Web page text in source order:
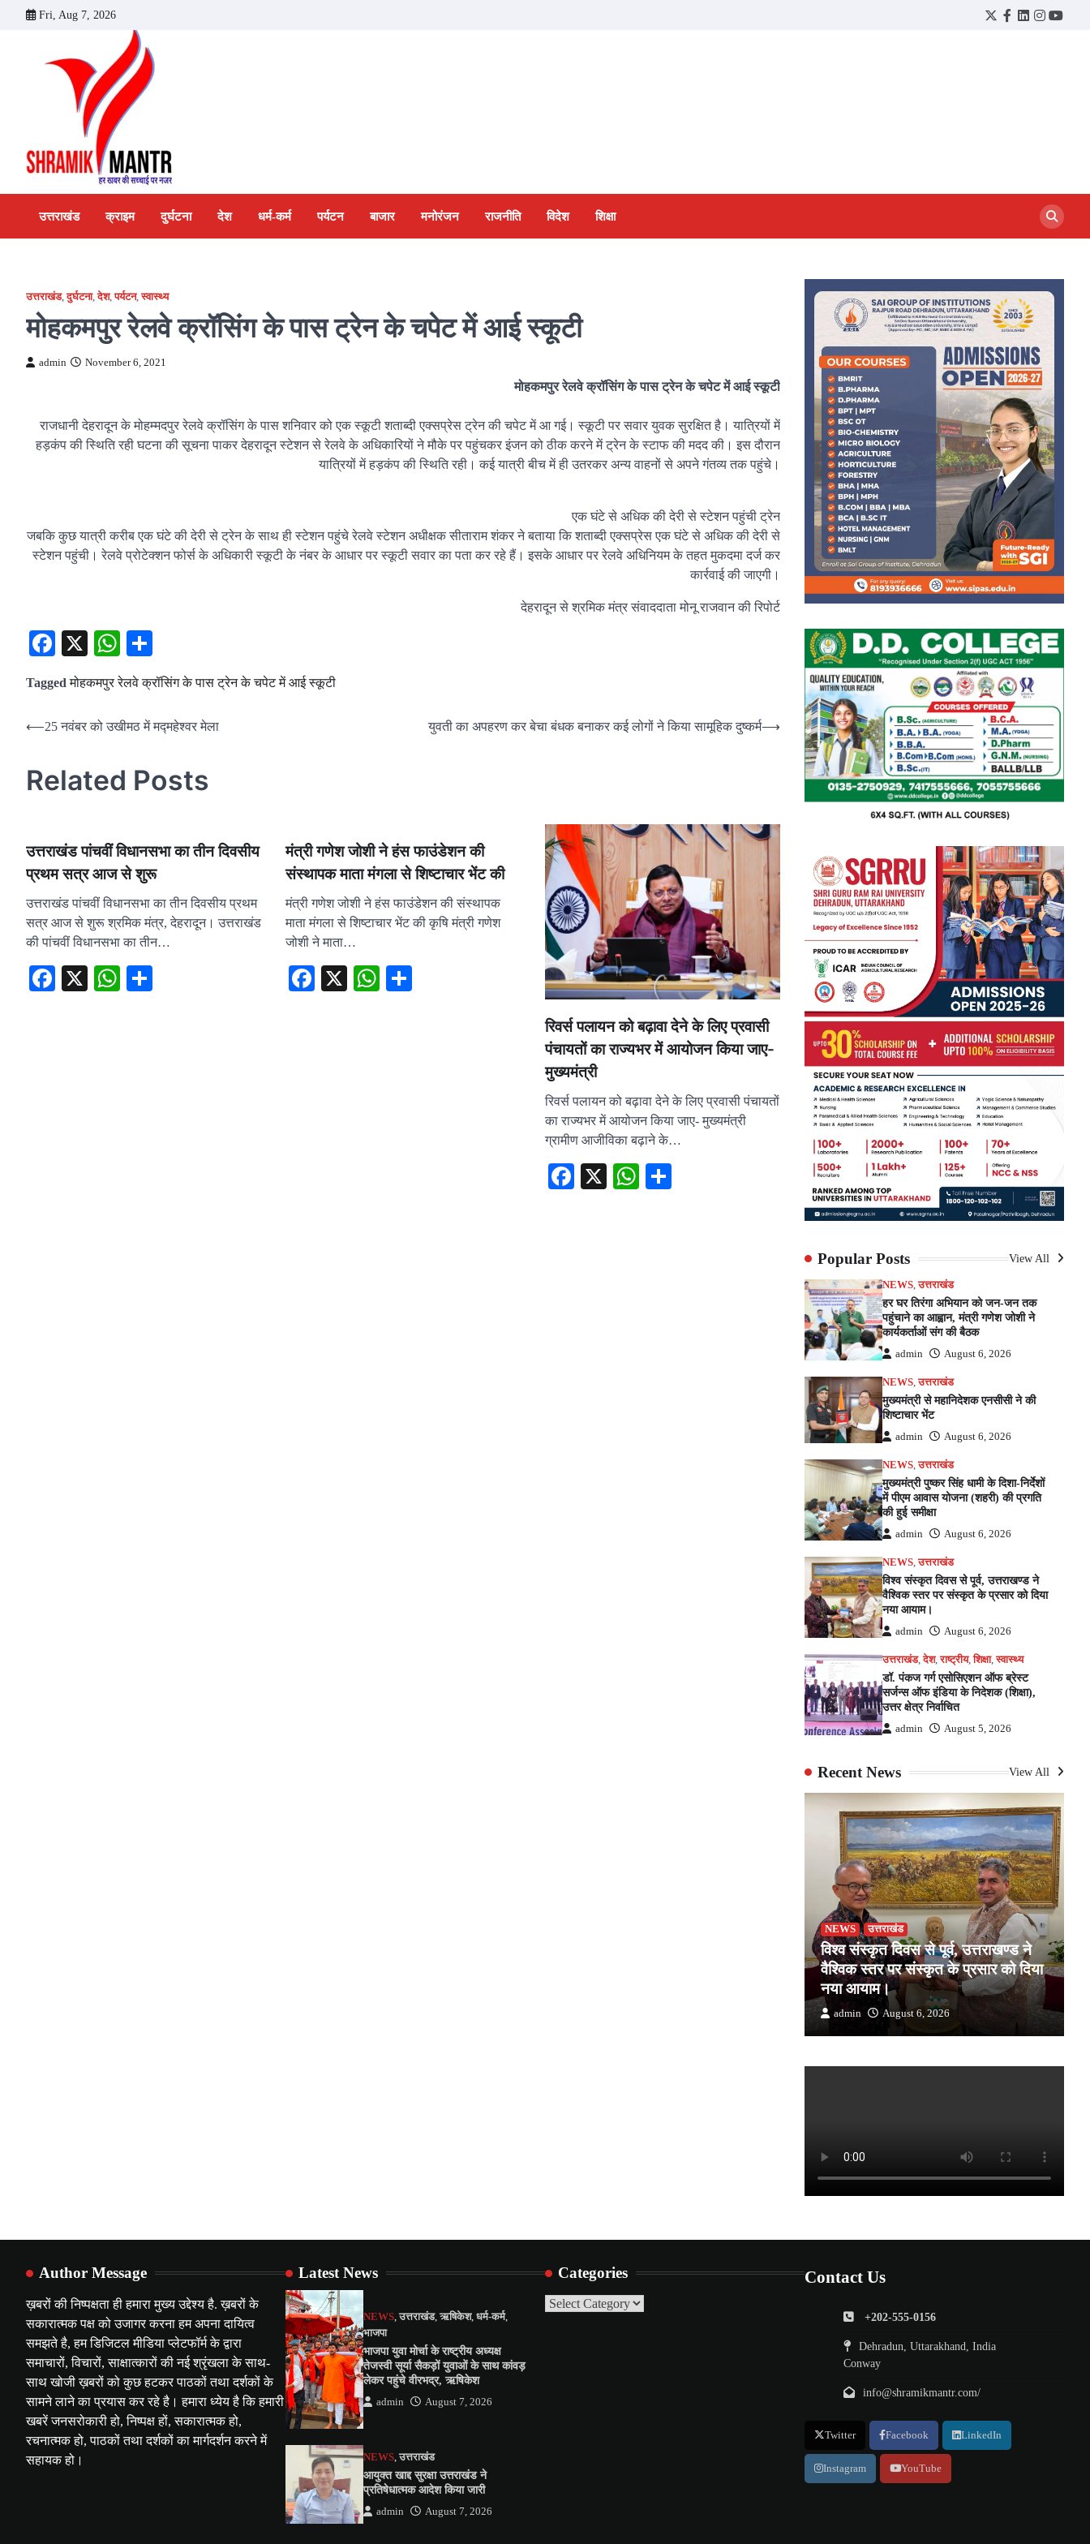
Fri, Aug 7, 2026
Twitter
Facebook
LinkedIn
Instagram
उत्तराखंड क्राइम दुर्घटना देश धर्म-कर्म पर्यटन बाजार मनोरंजन राजनीति विदेश शिक्षा
उत्तराखंड,दुर्घटना,देश,पर्यटन,स्वास्थ्य
मोहकमपुर रेलवे क्रॉसिंग के पास ट्रेन के चपेट में आई स्कूटी
admin November 6, 2021
मोहकमपुर रेलवे क्रॉसिंग के पास ट्रेन के चपेट में आई स्कूटी
राजधानी देहरादून के मोहम्मदपुर रेलवे क्रॉसिंग के पास शनिवार को एक स्कूटी शताब्दी एक्सप्रेस ट्रेन की चपेट में आ गई। स्कूटी पर सवार युवक सुरक्षित है। यात्रियों में
हड़कंप की स्थिति रही घटना की सूचना पाकर देहरादून स्टेशन से रेलवे के अधिकारियों ने मौके पर पहुंचकर इंजन को ठीक करने में ट्रेन के स्टाफ की मदद की। इस दौरान
यात्रियों में हड़कंप की स्थिति रही। कई यात्री बीच में ही उतरकर अन्य वाहनों से अपने गंतव्य तक पहुंचे।
एक घंटे से अधिक की देरी से स्टेशन पहुंची ट्रेन
जबकि कुछ यात्री करीब एक घंटे की देरी से ट्रेन के साथ ही स्टेशन पहुंचे रेलवे स्टेशन अधीक्षक सीताराम शंकर ने बताया कि शताब्दी एक्सप्रेस एक घंटे से अधिक की देरी से
स्टेशन पहुंची। रेलवे प्रोटेक्शन फोर्स के अधिकारी स्कूटी के नंबर के आधार पर स्कूटी सवार का पता कर रहे हैं। इसके आधार पर रेलवे अधिनियम के तहत मुकदमा दर्ज कर
कार्रवाई की जाएगी।
देहरादून से श्रमिक मंत्र संवाददाता मोनू राजवान की रिपोर्ट
Facebook
X WhatsApp
Taggedमोहकमपुर रेलवे क्रॉसिंग के पास ट्रेन के चपेट में आई स्कूटी
Post
⟵25 नवंबर को उखीमठ में मद्महेश्वर मेला युवती का अपहरण कर बेचा बंधक बनाकर कई लोगों ने किया सामूहिक दुष्कर्म⟶
Related Posts
उत्तराखंड पांचवीं विधानसभा का तीन दिवसीय
प्रथम सत्र आज से शुरू
उत्तराखंड पांचवीं विधानसभा का तीन दिवसीय प्रथम
सत्र आज से शुरू श्रमिक मंत्र, देहरादून। उत्तराखंड
की पांचवीं विधानसभा का तीन…
Facebook
X WhatsApp
मंत्री गणेश जोशी ने हंस फाउंडेशन की
संस्थापक माता मंगला से शिष्टाचार भेंट की
मंत्री गणेश जोशी ने हंस फाउंडेशन की संस्थापक
माता मंगला से शिष्टाचार भेंट की कृषि मंत्री गणेश
जोशी ने माता…
Facebook
X WhatsApp
रिवर्स पलायन को बढ़ावा देने के लिए प्रवासी
पंचायतों का राज्यभर में आयोजन किया जाए-
मुख्यमंत्री
रिवर्स पलायन को बढ़ावा देने के लिए प्रवासी पंचायतों
का राज्यभर में आयोजन किया जाए- मुख्यमंत्री
ग्रामीण आजीविका बढ़ाने के…
Facebook
X WhatsApp
Popular Posts View All
NEWS,उत्तराखंड
हर घर तिरंगा अभियान को जन-जन तक
पहुंचाने का आह्वान, मंत्री गणेश जोशी ने
कार्यकर्ताओं संग की बैठक
admin August 6, 2026
NEWS,उत्तराखंड
मुख्यमंत्री से महानिदेशक एनसीसी ने की
शिष्टाचार भेंट
admin August 6, 2026
NEWS,उत्तराखंड
मुख्यमंत्री पुष्कर सिंह धामी के दिशा-निर्देशों
में पीएम आवास योजना (शहरी) की प्रगति
की हुई समीक्षा
admin August 6, 2026
NEWS,उत्तराखंड
विश्व संस्कृत दिवस से पूर्व, उत्तराखण्ड ने
वैश्विक स्तर पर संस्कृत के प्रसार को दिया
नया आयाम।
admin August 6, 2026
उत्तराखंड,देश,राष्ट्रीय,शिक्षा,स्वास्थ्य
डॉ. पंकज गर्ग एसोसिएशन ऑफ ब्रेस्ट
सर्जन्स ऑफ इंडिया के निदेशक (शिक्षा),
उत्तर क्षेत्र निर्वाचित
admin August 5, 2026
Recent News View All
NEWS उत्तराखंड
विश्व संस्कृत दिवस से पूर्व, उत्तराखण्ड ने
वैश्विक स्तर पर संस्कृत के प्रसार को दिया
नया आयाम।
admin August 6, 2026
Author Message
ख़बरों की निष्पक्षता ही हमारा मुख्य उद्देश्य है. ख़बरों के
सकारात्मक पक्ष को उजागर करना हम अपना दायित्व
समझते है, हम डिजिटल मीडिया प्लेटफॉर्म के द्वारा
समाचारों, विचारों, साक्षात्कारों की नई श्रृंखला के साथ-
साथ खोजी ख़बरों को कुछ हटकर पाठकों तथा दर्शकों के
सामने लाने का प्रयास कर रहे है। हमारा ध्येय है कि हमारी
खबरें जनसरोकारी हो, निष्पक्ष हों, सकारात्मक हो,
रचनात्मक हो, पाठकों तथा दर्शकों का मार्गदर्शन करने में
सहायक हो।
Latest News
NEWS उत्तराखंड, ऋषिकेश, धर्म-कर्म,
भाजपा
भाजपा युवा मोर्चा के राष्ट्रीय अध्यक्ष
तेजस्वी सूर्या सैकड़ों युवाओं के साथ कांवड़
लेकर पहुंचे वीरभद्र, ऋषिकेश
admin August 7, 2026
NEWS उत्तराखंड
आयुक्त खाद्द सुरक्षा उत्तराखंड ने
प्रतिषेधात्मक आदेश किया जारी
admin August 7, 2026
Categories
Categories
Contact Us
+202-555-0156
Dehradun, Uttarakhand, India
Conway
info@shramikmantr.com/
Twitter Facebook LinkedIn
Instagram YouTube